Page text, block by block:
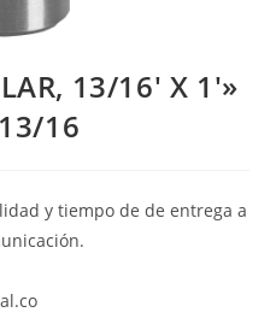
13/16′ X 1′»
16
y tiempo de de entrega a